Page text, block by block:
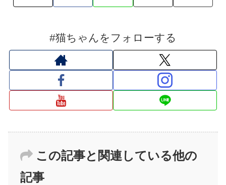
#猫ちゃんをフォローする
この記事と関連している他の
記事